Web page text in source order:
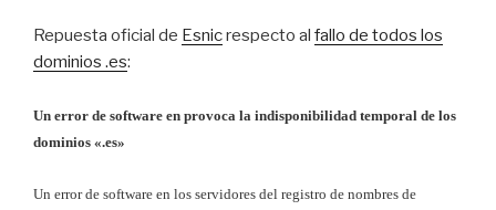
Repuesta oficial de Esnicrespecto al fallo de todos los
dominios .es:
Un error de software en provoca la indisponibilidad temporal de los
dominios «.es»
Un error de software en los servidores del registro de nombres de